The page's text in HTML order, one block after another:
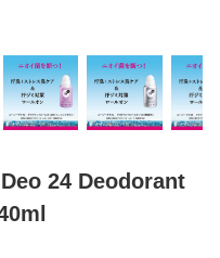
24 Deodorant